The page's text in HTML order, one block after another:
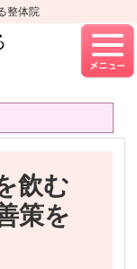
整体院
飲む
策を